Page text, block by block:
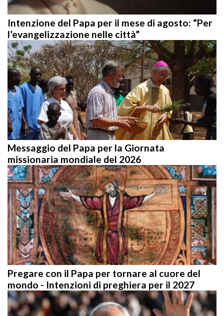
Intenzione del Papa per il mese di agosto: “Per
l’evangelizzazione nelle città”
Messaggio del Papa per la Giornata
missionaria mondiale del 2026
Pregare con il Papa per tornare al cuore del
mondo - Intenzioni di preghiera per il 2027